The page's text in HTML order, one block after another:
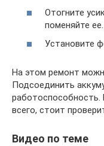
Отогните
поменяйте ее.
Установите
На этом ремонт
Подсоединить
работоспособность.
всего, стоит
Видео по теме